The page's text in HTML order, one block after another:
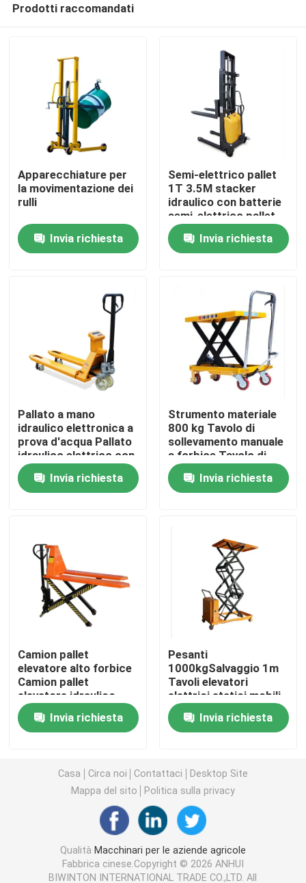
Casa
Prodotti
Visita alla fabbrica
Controllo Qualità
Notizie
Casi
Macchine per la logistica
Macchine per apparecchiature di pulizia
Macchine per imballaggio industriale
Macchine per la costruzione
Attrezzature di soccorso di emergenza
Motori elettrici industriali
Cuscinetti a rulli sferici
Prodotti raccomandati
Apparecchiature per
la movimentazione dei
rulli
Invia richiesta
Semi-elettrico pallet
1T 3.5M stacker
idraulico con batterie
semi-elettrico pallet
stacker
Invia richiesta
Pallato a mano
idraulico elettronica a
prova d'acqua Pallato
idraulico elettrico con
carrello elevatore
elettrico semplice
Invia richiesta
Strumento materiale
800 kg Tavolo di
sollevamento manuale
a forbice Tavolo di
sollevamento a
piattaforma idraulica
Invia richiesta
Camion pallet
elevatore alto forbice
Camion pallet
elevatore idraulico
1000kg 1500kg
Camion pallet jack a
mano
Invia richiesta
Pesanti
1000kgSalvaggio 1m
Tavoli elevatori
elettrici statici mobili
automatici Portable
Scissor Lift Table
Trolley
Invia richiesta
Casa Circa noi Contattaci
Desktop Site
Mappa del sito
Politica sulla privacy
Qualità Macchinari per le aziende agricole
Fabbrica cinese.Copyright © 2026 ANHUI
BIWINTON INTERNATIONAL TRADE CO.,LTD. All